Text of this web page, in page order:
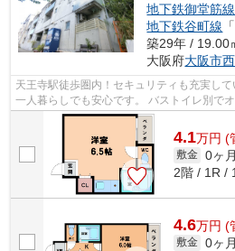
地下鉄御堂筋線
地下鉄谷町線 「
築29年 / 19.00
大阪府大阪市
天王寺駅徒歩圏内！セキュリティも充実し
一人暮らしでも安心です。 バストイレ別でオートロック完備、日当たり通風
良好！買い物、スーパーなど、利便...
4.1万円 (
敷金 0ヶ月
2階 / 1R /
4.6万円 (
敷金 0ヶ月